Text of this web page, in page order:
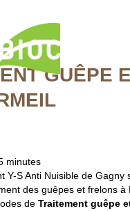
GUÊPE
minutes
Y-S Anti Nuisible de
des guêpes et frelons
deTraitement guêpe